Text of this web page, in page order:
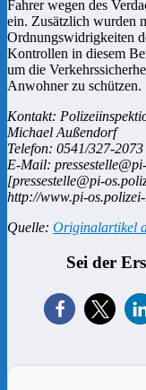
Fahrer wegen des
ein. Zusätzlich wurden
Ordnungswidrigkeiten
Kontrollen in diesem
um die
Anwohner zu schützen.
Kontakt:
Michael Außendorf
Telefon: 0541/327-2073
E-Mail:
[pressestelle@pi-
http://www.pi-
Quelle: Originalartikel
Sei der